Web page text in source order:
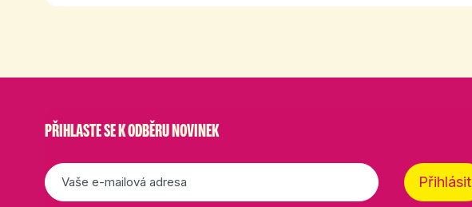
PŘIHLASTE SE K ODBĚRU NOVINEK
E-
mail
Přihlásit